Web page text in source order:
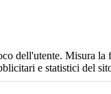
dell'utente. Misura la
e statistici del